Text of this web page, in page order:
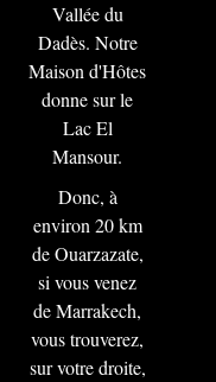
Vallée du
Dadès. Notre
Maison d'Hôtes
donne sur le
Lac El
Mansour.
Donc, à
environ 20 km
de Ouarzazate,
si vous venez
de Marrakech,
vous trouverez,
sur votre droite,